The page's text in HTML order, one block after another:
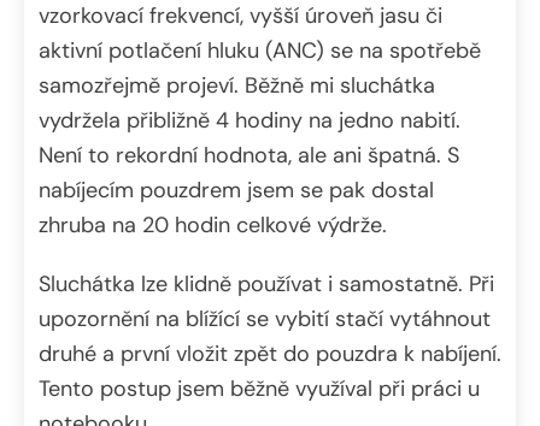
vzorkovací frekvencí, vyšší úroveň jasu či
aktivní potlačení hluku (ANC) se na spotřebě
samozřejmě projeví. Běžně mi sluchátka
vydržela přibližně 4 hodiny na jedno nabití.
Není to rekordní hodnota, ale ani špatná. S
nabíjecím pouzdrem jsem se pak dostal
zhruba na 20 hodin celkové výdrže.
Sluchátka lze klidně používat i samostatně. Při
upozornění na blížící se vybití stačí vytáhnout
druhé a první vložit zpět do pouzdra k nabíjení.
Tento postup jsem běžně využíval při práci u